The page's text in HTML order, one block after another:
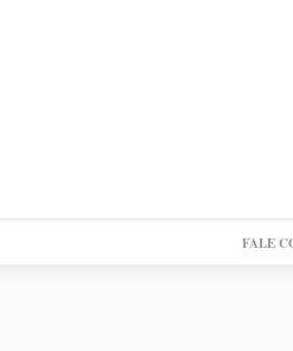
FALE